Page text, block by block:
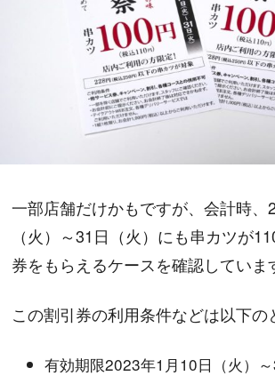
一部店舗だけかもですが、会計時、
（火）～31日（火）にも串カツが
券をもらえるケースを確認していま
この割引券の利用条件などは以下の
有効期限2023年1月10日（火）～